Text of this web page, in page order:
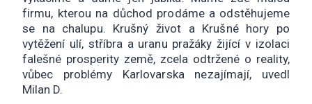
firmu, kterou na důchod prodáme a odstěhujeme
se na chalupu. Krušný život a Krušné hory po
vytěžení ulí, stříbra a uranu pražáky žijící v izolaci
falešné prosperity země, zcela odtržené o reality,
vůbec problémy Karlovarska nezajímají, uvedl
Milan D.